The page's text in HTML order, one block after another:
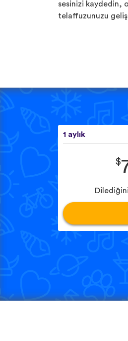
sesinizi kaydedin,
telaffuzunuzu
1 aylık
$